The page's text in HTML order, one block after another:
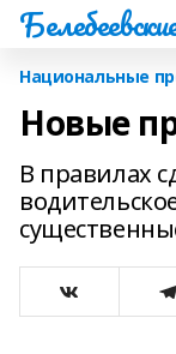
Национальные
Новые
В правилах